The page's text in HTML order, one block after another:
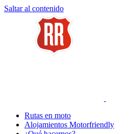
Saltar al contenido
Rutas en moto
Alojamientos Motorfriendly